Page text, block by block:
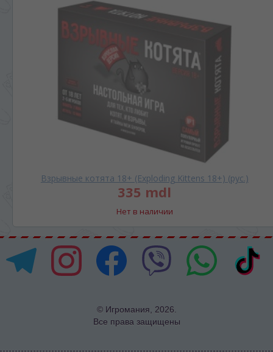
Взрывные котята 18+ (Exploding Kittens 18+) (рус.)
335 mdl
Нет в наличии
© Игромания, 2026.
Все права защищены